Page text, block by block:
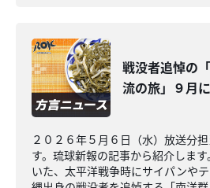
戦没者追悼の
流の旅」９月
２０２６年５月６日（水）放送分
す。琉球新報の記事から紹介しま
いた、太平洋戦争時にサイパンや